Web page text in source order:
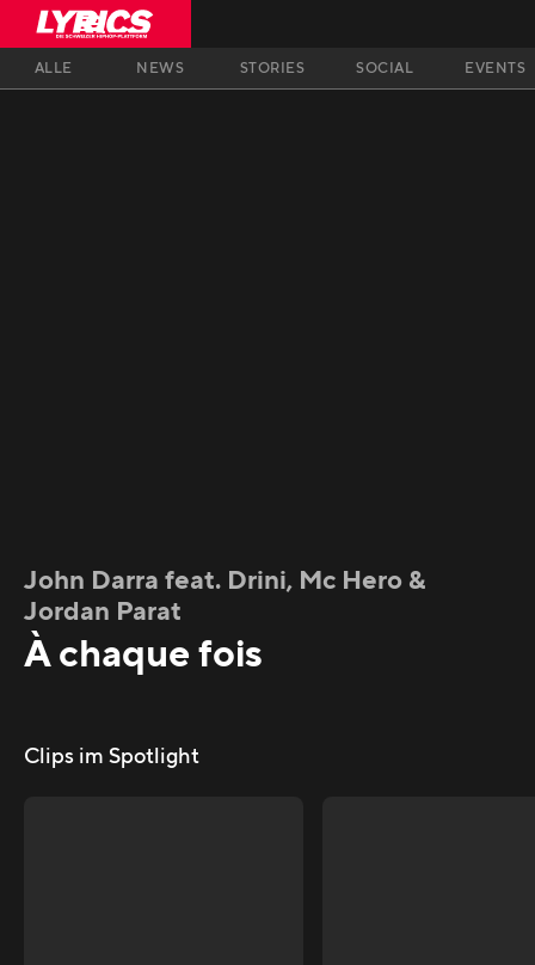
ALLE NEWS STORIES SOCIAL EVENTS
John Darra feat. Drini, Mc Hero &
Jordan Parat
À chaque fois
Clips im Spotlight